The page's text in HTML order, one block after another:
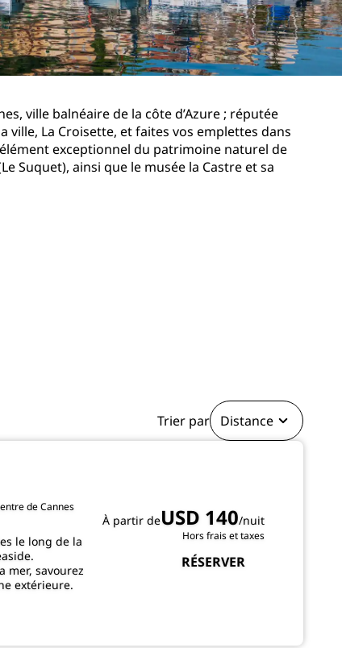
Rad Pets
Espaces dédiés aux mariages
Séjours durables
Voyageur d'affaires
Hôtels du centre-ville
Consultez notre blog
ville balnéaire de la côte d’Azure ; réputée
ville, La Croisette, et faites vos emplettes dans
exceptionnel du patrimoine naturel de
Suquet), ainsi que le musée la Castre et sa
Trier par Distance
de Cannes
le long de la
mer, savourez
extérieure.
À partir deUSD 140/nuit
Hors frais et taxes
RÉSERVER